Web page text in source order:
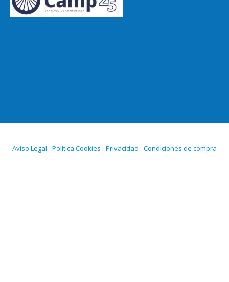
Aviso Legal - Política Cookies - Privacidad - Condiciones de compra